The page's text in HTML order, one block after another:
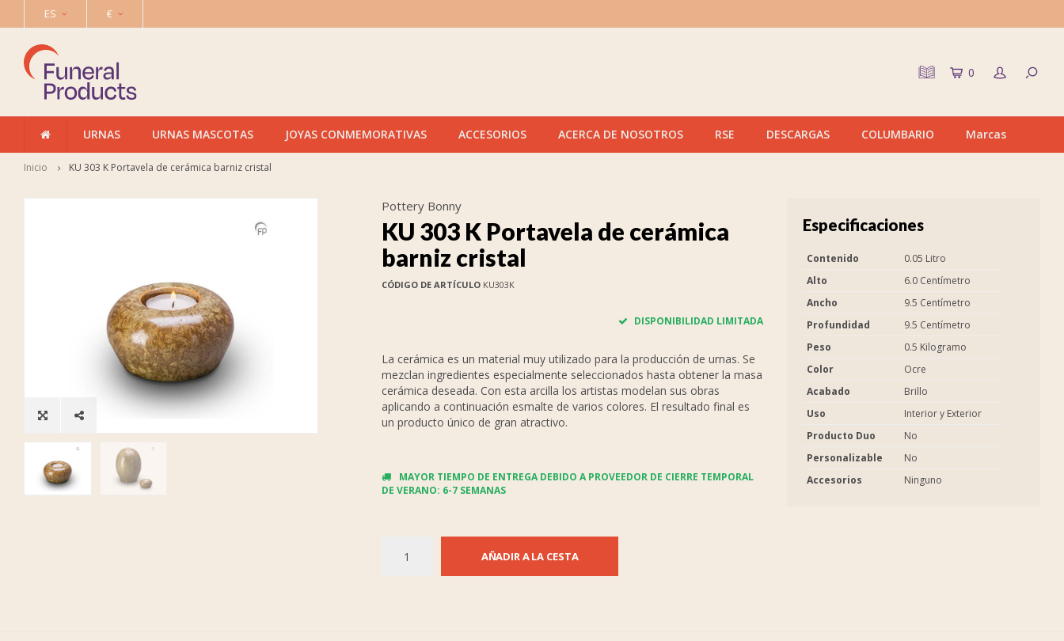
ES €
0
URNAS URNAS MASCOTAS JOYAS CONMEMORATIVAS ACCESORIOS ACERCA DE NOSOTROS RSE DESCARGAS COLUMBARIO Marcas
Inicio KU 303 K Portavela de cerámica barniz cristal
Pottery Bonny
KU 303 K Portavela de cerámica
barniz cristal
CÓDIGO DE ARTÍCULOKU303K
DISPONIBILIDAD LIMITADA
La cerámica es un material muy utilizado para la producción de urnas. Se
mezclan ingredientes especialmente seleccionados hasta obtener la masa
cerámica deseada. Con esta arcilla los artistas modelan sus obras
aplicando a continuación esmalte de varios colores. El resultado final es
un producto único de gran atractivo.
MAYOR TIEMPO DE ENTREGA DEBIDO A PROVEEDOR DE CIERRE TEMPORAL
DE VERANO: 6-7 SEMANAS
AÑADIR A LA CESTA
Especificaciones
Contenido
0.05 Litro
Alto
6.0 Centímetro
Ancho
9.5 Centímetro
Profundidad
9.5 Centímetro
Peso
0.5 Kilogramo
Color
Ocre
Acabado
Brillo
Uso
Interior y Exterior
Producto Duo
No
Personalizable
No
Accesorios
Ninguno